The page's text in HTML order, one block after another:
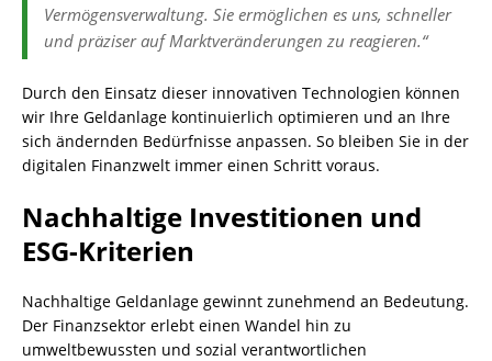
Vermögensverwaltung. Sie ermöglichen es uns, schneller
und präziser auf Marktveränderungen zu reagieren.“
Durch den Einsatz dieser innovativen Technologien können
wir Ihre Geldanlage kontinuierlich optimieren und an Ihre
sich ändernden Bedürfnisse anpassen. So bleiben Sie in der
digitalen Finanzwelt immer einen Schritt voraus.
Nachhaltige Investitionen und
ESG-Kriterien
Nachhaltige Geldanlage gewinnt zunehmend an Bedeutung.
Der Finanzsektor erlebt einen Wandel hin zu
umweltbewussten und sozial verantwortlichen